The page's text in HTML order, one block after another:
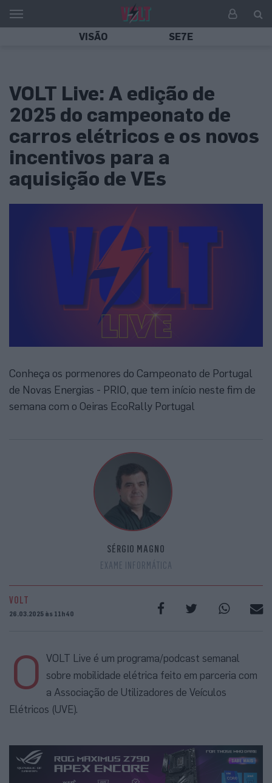
VISÃO SE7E
VOLT Live: A edição de
2025 do campeonato de
carros elétricos e os novos
incentivos para a
aquisição de VEs
Conheça os pormenores do Campeonato de Portugal
de Novas Energias - PRIO, que tem início neste fim de
semana com o Oeiras EcoRally Portugal
SÉRGIO MAGNO
EXAME INFORMÁTICA
VOLT
26.03.2025 às 11h40
O VOLT Live é um programa/podcast semanal
sobre mobilidade elétrica feito em parceria com
a Associação de Utilizadores de Veículos
Elétricos (UVE).